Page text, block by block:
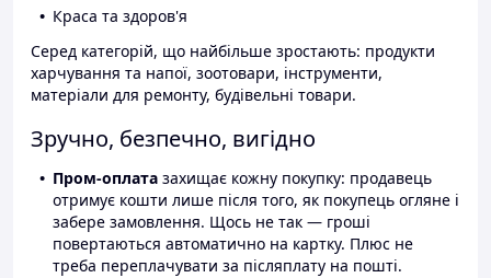
Краса та здоров'я
Серед категорій, що найбільше зростають: продукти
харчування та напої, зоотовари, інструменти,
матеріали для ремонту, будівельні товари.
Зручно, безпечно, вигідно
Пром-оплата захищає кожну покупку: продавець
отримує кошти лише після того, як покупець огляне і
забере замовлення. Щось не так — гроші
повертаються автоматично на картку. Плюс не
треба переплачувати за післяплату на пошті.